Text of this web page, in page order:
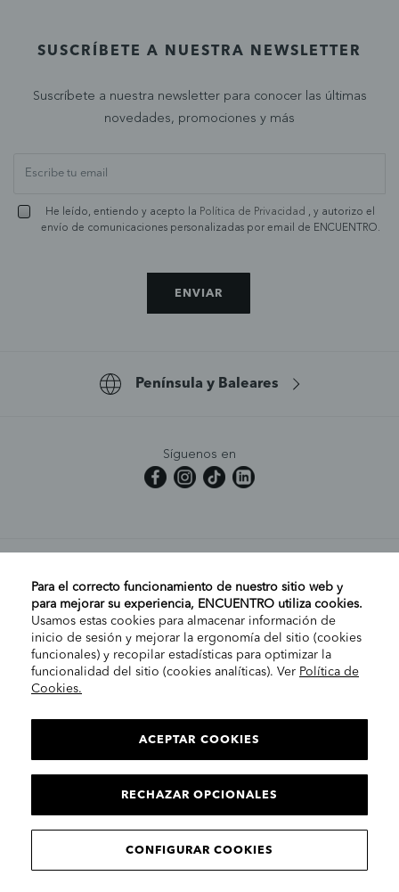
Contacto
SUSCRÍBETE A NUESTRA NEWSLETTER
Suscríbete a nuestra newsletter para conocer las últimas
novedades, promociones y más
He leído, entiendo y acepto la Política de Privacidad , y autorizo el
envío de comunicaciones personalizadas por email de ENCUENTRO.
ENVIAR
Península y Baleares
Síguenos en
MI CUENTA
AYUDA
EMPRESA
INFORMACIÓN LEGAL
© 2025 Encuentro Moda. Todos los derechos reservados.
Para el correcto funcionamiento de nuestro sitio web y
para mejorar su experiencia, ENCUENTRO utiliza cookies.
Usamos estas cookies para almacenar información de
inicio de sesión y mejorar la ergonomía del sitio (cookies
funcionales) y recopilar estadísticas para optimizar la
funcionalidad del sitio (cookies analíticas). Ver Política de
Cookies.
ACEPTAR COOKIES
RECHAZAR OPCIONALES
CONFIGURAR COOKIES